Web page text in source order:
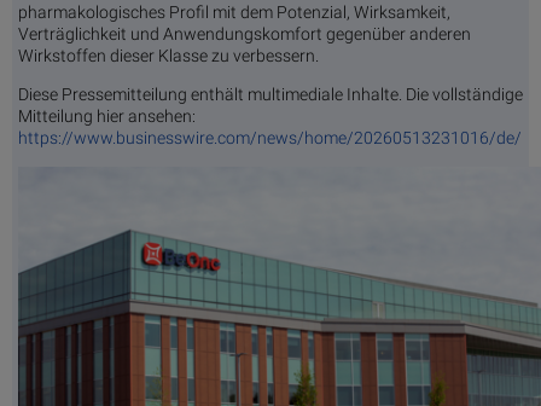
pharmakologisches Profil mit dem Potenzial, Wirksamkeit,
Verträglichkeit und Anwendungskomfort gegenüber anderen
Wirkstoffen dieser Klasse zu verbessern.
Diese Pressemitteilung enthält multimediale Inhalte. Die vollständige
Mitteilung hier ansehen:
https://www.businesswire.com/news/home/20260513231016/de/